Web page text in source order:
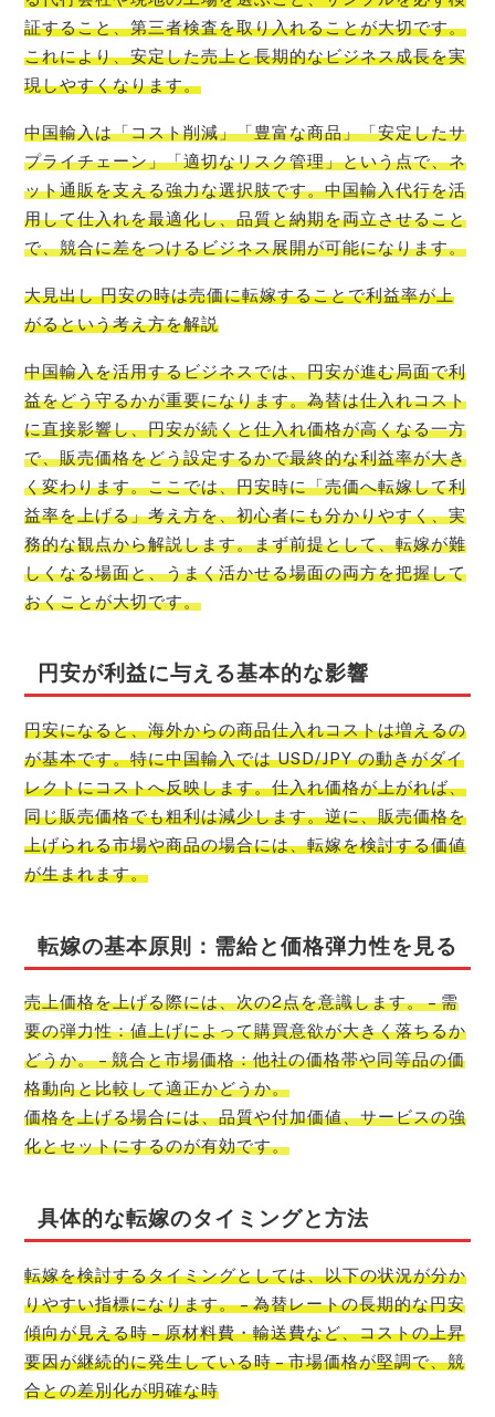
証すること、第三者検査を取り入れることが大切です。
これにより、安定した売上と長期的なビジネス成長を実
現しやすくなります。
中国輸入は「コスト削減」「豊富な商品」「安定したサ
プライチェーン」「適切なリスク管理」という点で、ネ
ット通販を支える強力な選択肢です。中国輸入代行を活
用して仕入れを最適化し、品質と納期を両立させること
で、競合に差をつけるビジネス展開が可能になります。
大見出し 円安の時は売価に転嫁することで利益率が上
がるという考え方を解説
中国輸入を活用するビジネスでは、円安が進む局面で利
益をどう守るかが重要になります。為替は仕入れコスト
に直接影響し、円安が続くと仕入れ価格が高くなる一方
で、販売価格をどう設定するかで最終的な利益率が大き
く変わります。ここでは、円安時に「売価へ転嫁して利
益率を上げる」考え方を、初心者にも分かりやすく、実
務的な観点から解説します。まず前提として、転嫁が難
しくなる場面と、うまく活かせる場面の両方を把握して
おくことが大切です。
円安が利益に与える基本的な影響
円安になると、海外からの商品仕入れコストは増えるの
が基本です。特に中国輸入では USD/JPY の動きがダイ
レクトにコストへ反映します。仕入れ価格が上がれば、
同じ販売価格でも粗利は減少します。逆に、販売価格を
上げられる市場や商品の場合には、転嫁を検討する価値
が生まれます。
転嫁の基本原則：需給と価格弾力性を見る
売上価格を上げる際には、次の2点を意識します。 – 需
要の弾力性：値上げによって購買意欲が大きく落ちるか
どうか。 – 競合と市場価格：他社の価格帯や同等品の価
格動向と比較して適正かどうか。
価格を上げる場合には、品質や付加価値、サービスの強
化とセットにするのが有効です。
具体的な転嫁のタイミングと方法
転嫁を検討するタイミングとしては、以下の状況が分か
りやすい指標になります。 – 為替レートの長期的な円安
傾向が見える時 – 原材料費・輸送費など、コストの上昇
要因が継続的に発生している時 – 市場価格が堅調で、競
合との差別化が明確な時